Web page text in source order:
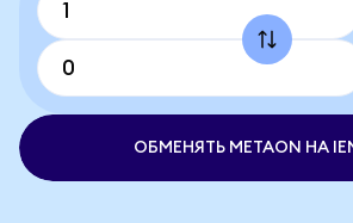
ОБМЕНЯТЬ METAON НА